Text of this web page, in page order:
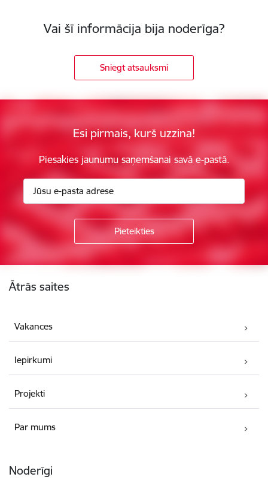
Vai šī informācija bija noderīga?
Sniegt atsauksmi
Esi pirmais, kurš uzzina!
Piesakies jaunumu saņemšanai savā e-pastā.
Ātrās saites
Vakances
Iepirkumi
Projekti
Par mums
Noderīgi